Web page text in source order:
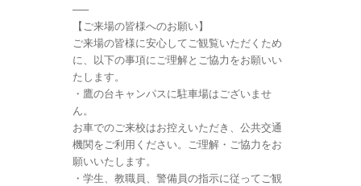
—–
【ご来場の皆様へのお願い】
ご来場の皆様に安心してご観覧いただくため
に、以下の事項にご理解とご協力をお願いい
たします。
・鷹の台キャンパスに駐車場はございませ
ん。
お車でのご来校はお控えいただき、公共交通
機関をご利用ください。ご理解・ご協力をお
願いいたします。
・学生、教職員、警備員の指示に従ってご観